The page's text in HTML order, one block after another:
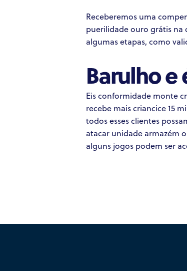
Receberemos uma
puerilidade ouro grátis na
algumas etapas, como
Barulho
Eis conformidade monte
recebe mais criancice 15
todos esses clientes
atacar unidade armazém
alguns jogos podem ser